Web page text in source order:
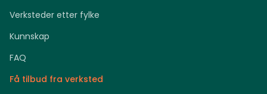
Verksteder etter fylke
Kunnskap
FAQ
Få tilbud fra verksted